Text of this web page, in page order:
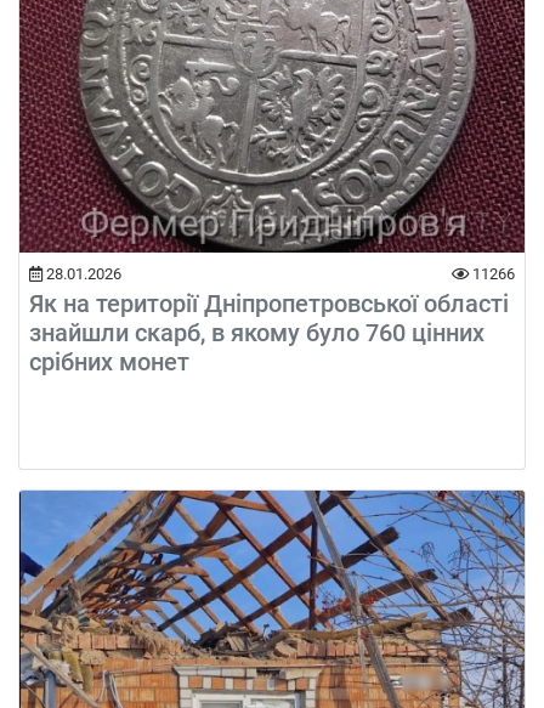
28.01.2026 11266
Як на території Дніпропетровської області
знайшли скарб, в якому було 760 цінних
срібних монет